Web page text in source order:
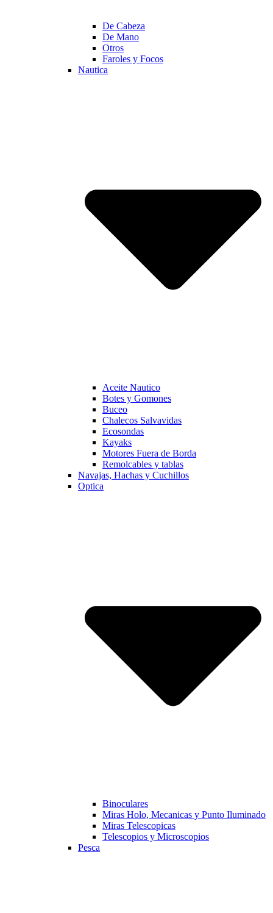
De Cabeza
De Mano
Otros
Faroles y Focos
Nautica
Aceite Nautico
Botes y Gomones
Buceo
Chalecos Salvavidas
Ecosondas
Kayaks
Motores Fuera de Borda
Remolcables y tablas
Navajas, Hachas y Cuchillos
Optica
Binoculares
Miras Holo, Mecanicas y Punto Iluminado
Miras Telescopicas
Telescopios y Microscopios
Pesca